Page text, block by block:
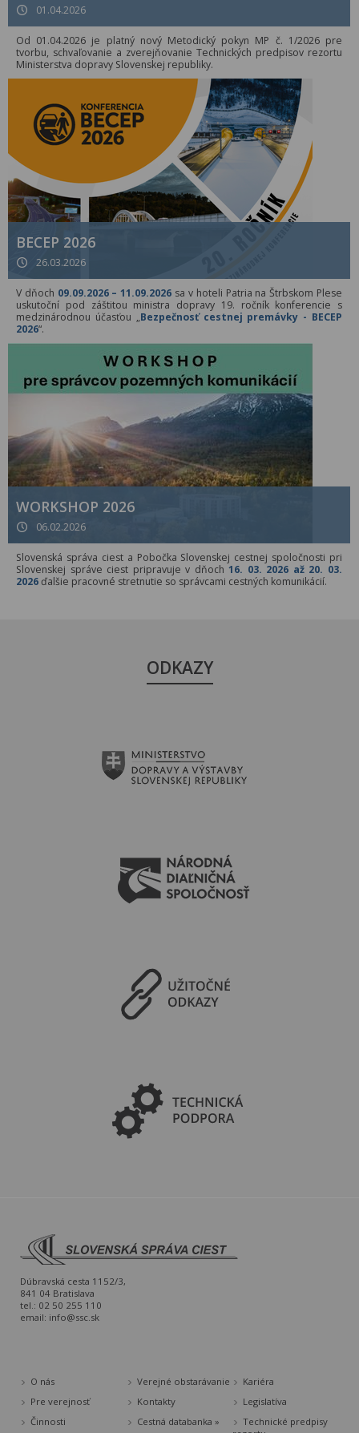
01.04.2026
Od 01.04.2026 je platný nový Metodický pokyn MP č. 1/2026 pre
tvorbu, schvaľovanie a zverejňovanie Technických predpisov rezortu
Ministerstva dopravy Slovenskej republiky.
BECEP 2026
26.03.2026
V dňoch 09.09.2026 – 11.09.2026 sa v hoteli Patria na Štrbskom Plese
uskutoční pod záštitou ministra dopravy 19. ročník konferencie s
medzinárodnou účasťou „Bezpečnosť cestnej premávky - BECEP
2026“.
WORKSHOP 2026
06.02.2026
Slovenská správa ciest a Pobočka Slovenskej cestnej spoločnosti pri
Slovenskej správe ciest pripravuje v dňoch16. 03. 2026 až 20. 03.
2026ďalšie pracovné stretnutie so správcami cestných komunikácií.
ODKAZY
Dúbravská cesta 1152/3,
841 04 Bratislava
tel.: 02 50 255 110
email: info@ssc.sk
O nás Verejné obstarávanie
Kariéra
Pre verejnosť
Kontakty
Legislatíva
Činnosti
Cestná databanka »
Technické predpisy